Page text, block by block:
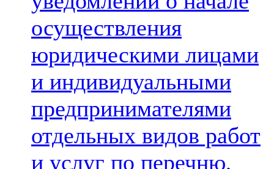
осуществления
юридическими лицами
и индивидуальными
предпринимателями
отдельных видов работ
и услуг по перечню,